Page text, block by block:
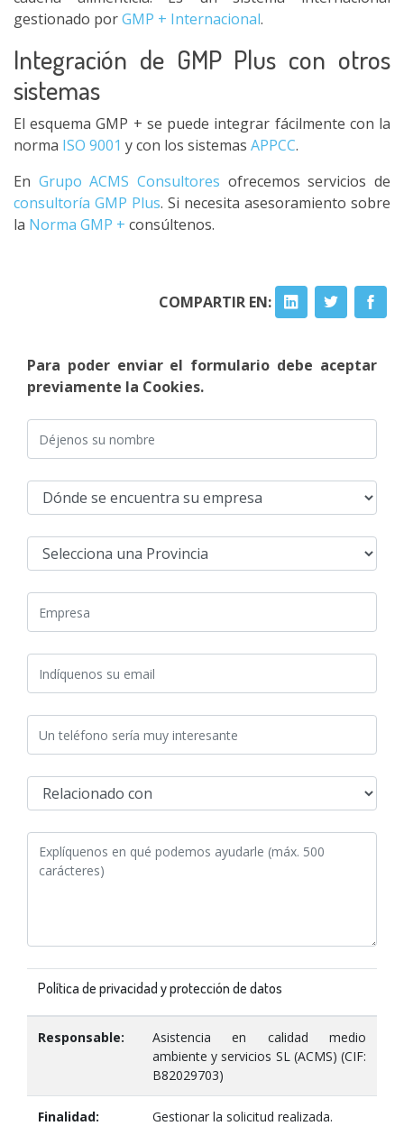
gestionado porGMP + Internacional.
Integración de GMP Plus con otros
sistemas
El esquema GMP + se puede integrar fácilmente con la
norma ISO 9001 y con los sistemas APPCC.
En Grupo ACMS Consultores ofrecemos servicios de
consultoría GMP Plus. Si necesita asesoramiento sobre
la Norma GMP + consúltenos.
COMPARTIR EN:
Para poder enviar el formulario debe aceptar
previamente la Cookies.
Política de privacidad y protección de datos
Responsable:
Asistencia en calidad medio
ambiente y servicios SL (ACMS) (CIF:
B82029703)
Finalidad: Gestionar la solicitud realizada.